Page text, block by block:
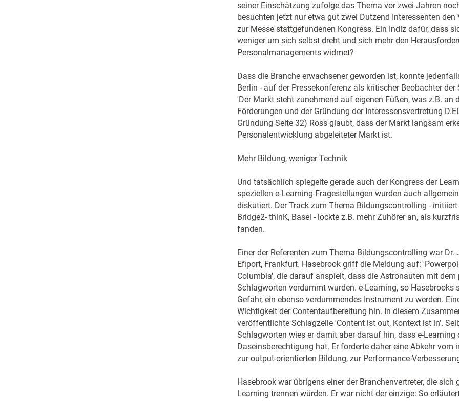
seiner Einschätzung zufolge das Thema vor zwei Jahren
besuchten jetzt nur etwa gut zwei Dutzend Interessenten
zur Messe stattgefundenen Kongress. Ein Indiz dafür, dass
weniger um sich selbst dreht und sich mehr den
Personalmanagements widmet?
Dass die Branche erwachsener geworden ist, konnte
Berlin - auf der Pressekonferenz als kritischer Beobachter der
'Der Markt steht zunehmend auf eigenen Füßen, was z.B. an
Förderungen und der Gründung der Interessensvertretung
Gründung Seite 32) Ross glaubt, dass der Markt langsam
Personalentwicklung abgeleiteter Markt ist.
Mehr Bildung, weniger Technik
Und tatsächlich spiegelte gerade auch der Kongress der
speziellen e-Learning-Fragestellungen wurden auch
diskutiert. Der Track zum Thema Bildungscontrolling -
Bridge2- thinK, Basel - lockte z.B. mehr Zuhörer an, als
fanden.
Einer der Referenten zum Thema Bildungscontrolling war
Efiport, Frankfurt. Hasebrook griff die Meldung auf:
Columbia', die darauf anspielt, dass die Astronauten mit
Schlagworten verdummt wurden. e-Learning, so Hasebrooks
Gefahr, ein ebenso verdummendes Instrument zu werden.
Wichtigkeit der Contentaufbereitung hin. In diesem
veröffentlichte Schlagzeile 'Content ist out, Kontext ist in'.
Schlagworten wies er damit aber darauf hin, dass e-Learning
Daseinsberechtigung hat. Er forderte daher eine Abkehr vom
zur output-orientierten Bildung, zur Performance-
Hasebrook war übrigens einer der Branchenvertreter, die sich
Learning trennen würden. Er war nicht der einzige: So